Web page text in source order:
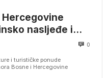
nasljeđe i
0
i turističke ponude
Bosne i Hercegovine